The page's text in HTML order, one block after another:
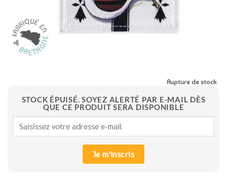
Rupture de stock
STOCK ÉPUISÉ. SOYEZ ALERTÉ PAR E-MAIL DÈS
QUE CE PRODUIT SERA DISPONIBLE
Je m'inscris